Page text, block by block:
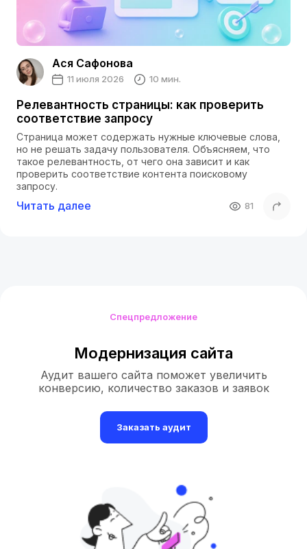
Ася Сафонова
11 июля 2026 10 мин.
Релевантность страницы: как проверить
соответствие запросу
Страница может содержать нужные ключевые слова,
но не решать задачу пользователя. Объясняем, что
такое релевантность, от чего она зависит и как
проверить соответствие контента поисковому
запросу.
Читать далее 81
Спецпредложение
Модернизация сайта
Аудит вашего сайта поможет увеличить
конверсию, количество заказов и заявок
Заказать аудит